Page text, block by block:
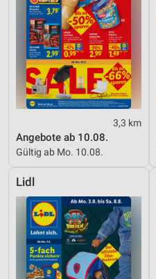
3,3 km
Angebote ab 10.08.
Gültig ab Mo. 10.08.
Lidl